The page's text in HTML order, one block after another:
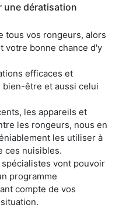
une dératisation
tous vos rongeurs, alors
votre bonne chance d'y
efficaces et
être et aussi celui
les appareils et
les rongeurs, nous en
les utiliser à
ces nuisibles.
vont pouvoir
programme
compte de vos